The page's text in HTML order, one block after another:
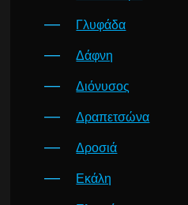
Γλυφάδα
Δάφνη
Διόνυσος
Δραπετσώνα
Δροσιά
Εκάλη